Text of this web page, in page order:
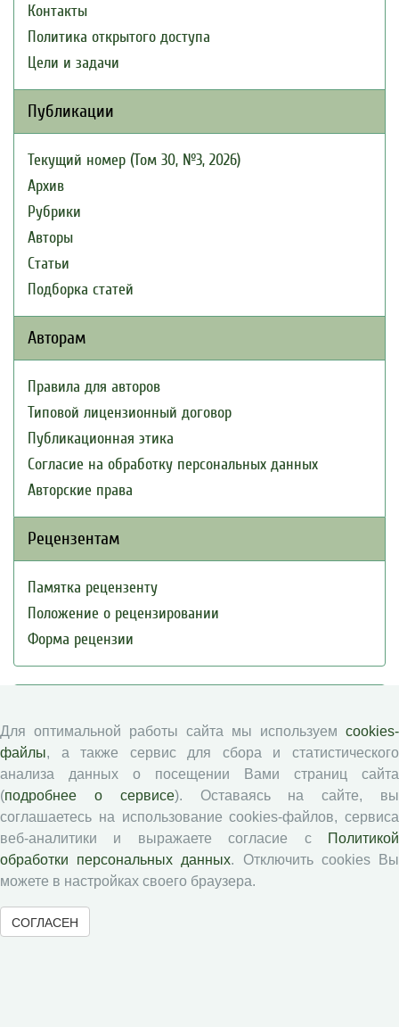
Контакты
Политика открытого доступа
Цели и задачи
Публикации
Текущий номер (Том 30, №3, 2026)
Архив
Рубрики
Авторы
Статьи
Подборка статей
Авторам
Правила для авторов
Типовой лицензионный договор
Публикационная этика
Согласие на обработку персональных данных
Авторские права
Рецензентам
Памятка рецензенту
Положение о рецензировании
Форма рецензии
Экономические и социальные перемены
Проблемы развития территории
Вопросы территориального развития
Юный экономист
АгроЗооТехника
Для оптимальной работы сайта мы используем cookies-
файлы, а также сервис для сбора и статистического
анализа данных о посещении Вами страниц сайта
(подробнее о сервисе). Оставаясь на сайте, вы
соглашаетесь на использование cookies-файлов, сервиса
веб-аналитики и выражаете согласие с
Политикой
обработки персональных данных. Отключить cookies Вы
можете в настройках своего браузера.
СОГЛАСЕН